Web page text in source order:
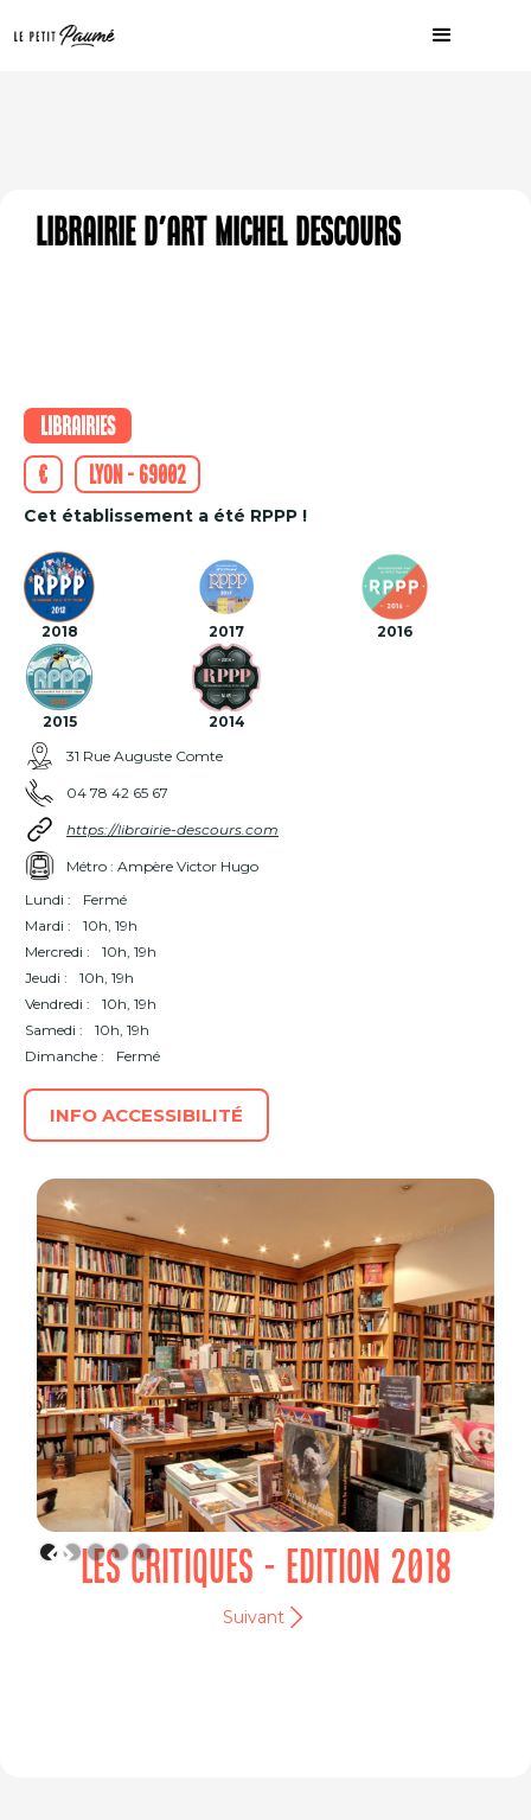
Librairie d'Art Michel Descours
Librairies
€
Lyon - 69002
Cet établissement a été RPPP !
2018 2017 2016
2015
2014
31 Rue Auguste Comte
04 78 42 65 67
https://librairie-descours.com
Métro : Ampère Victor Hugo
Lundi :
Fermé
Mardi :
10h, 19h
Mercredi :
10h, 19h
Jeudi :
10h, 19h
Vendredi :
10h, 19h
Samedi :
10h, 19h
Dimanche :
Fermé
INFO ACCESSIBILITÉ
LES CRITIQUES - EDITION 2018
Suivant